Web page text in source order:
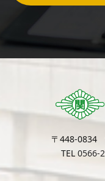
〒448-0834
TEL 0566-